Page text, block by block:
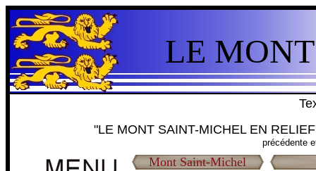
LE
"LE MONT SAINT-MICHEL EN
précédente
Mont Saint-Michel